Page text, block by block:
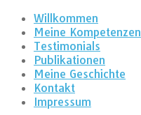
Willkommen
Meine Kompetenzen
Testimonials
Publikationen
Meine Geschichte
Kontakt
Impressum